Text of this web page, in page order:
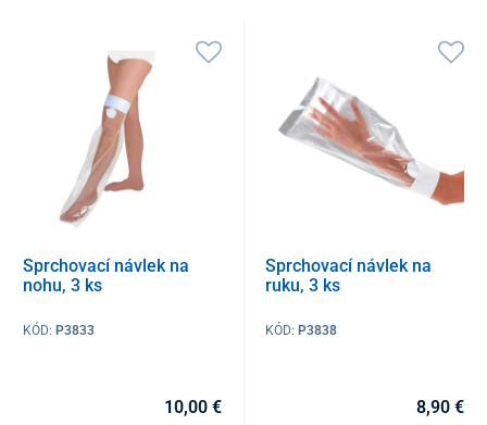
Sprchovací návlek na
nohu, 3 ks
KÓD: P3833
10,00 €
Sprchovací návlek na
ruku, 3 ks
KÓD: P3838
8,90 €